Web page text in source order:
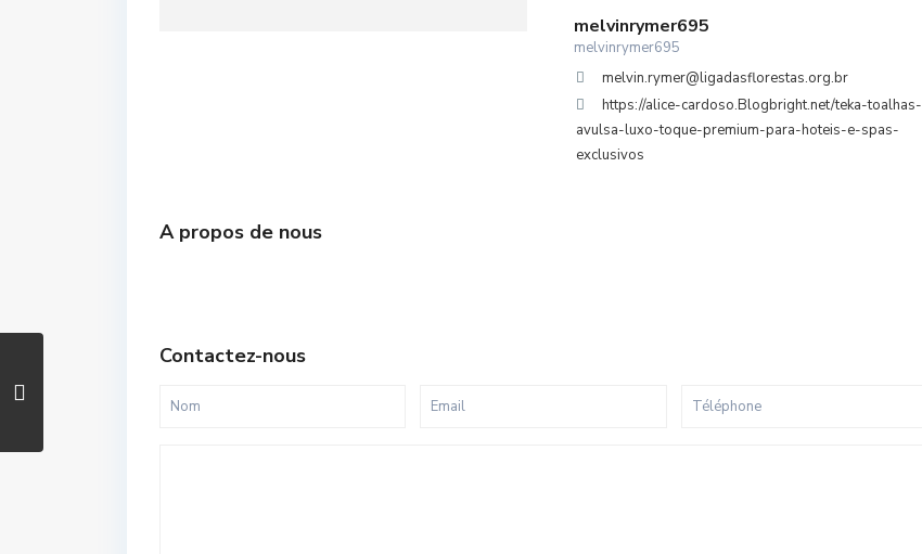
melvinrymer695
melvinrymer695
melvin.rymer@ligadasflorestas.org.br
https://alice-cardoso.Blogbright.net/teka-toalhas-
avulsa-luxo-toque-premium-para-hoteis-e-spas-
exclusivos
A propos de nous
Contactez-nous